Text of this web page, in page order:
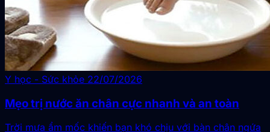
Y học - Sức khỏe 22/07/2026
Mẹo trị nước ăn chân cực nhanh và an toàn
Trời mưa ẩm mốc khiến bạn khó chịu với bàn chân ngứa